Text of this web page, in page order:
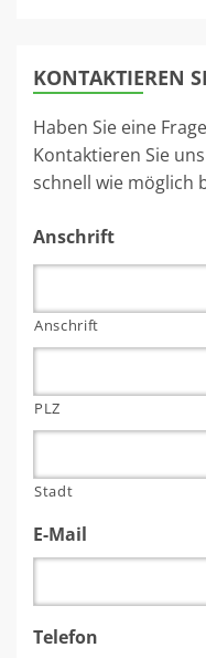
KONTAKTIEREN
Haben Sie eine
Kontaktieren Sie
schnell wie möglich
Anschrift
Anschrift
PLZ
Stadt
E-Mail
Telefon